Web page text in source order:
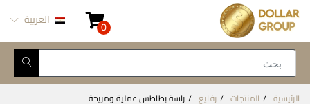
0 العربية
الرئيسية المنتجات رفايع راسة بطاطس عملية ومريحة